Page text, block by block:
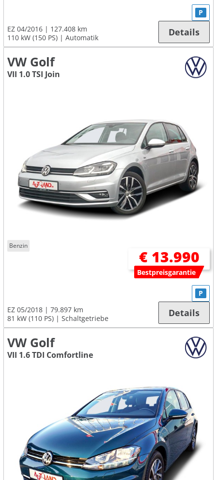
EZ 04/2016
127.408 km
110 kW (150 PS)
Automatik
P
Details
VW Golf
VII 1.0 TSI Join
Benzin
€ 13.990
Bestpreisgarantie
EZ 05/2018
79.897 km
81 kW (110 PS)
Schaltgetriebe
P
Details
VW Golf
VII 1.6 TDI Comfortline